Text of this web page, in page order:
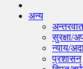
अन्य
सुरक्षा/
न्याय/
प्रशासन